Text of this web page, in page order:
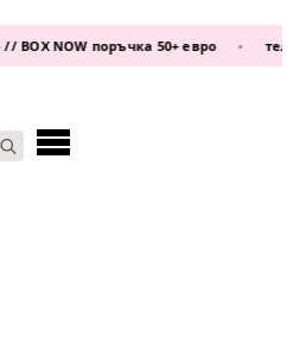
NOW поръчка 50+ евро